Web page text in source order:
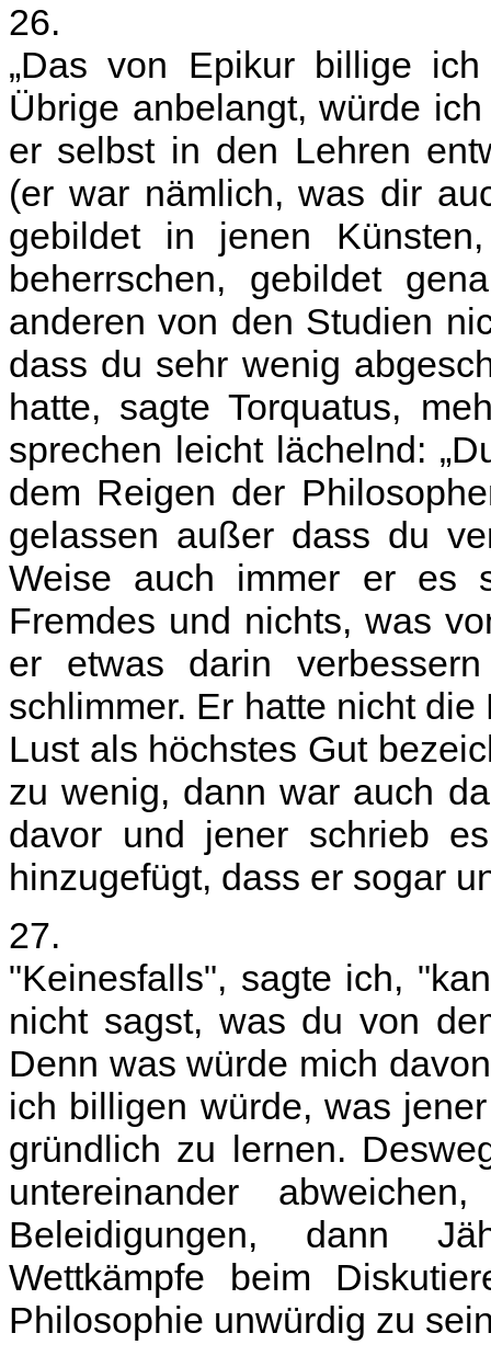
26.
„Das von Epikur billige
Übrige anbelangt, würde
er selbst in den Lehren
(er war nämlich, was dir
gebildet in jenen
beherrschen, gebildet
anderen von den Studien
dass du sehr wenig
hatte, sagte Torquatus,
sprechen leicht lächelnd:
dem Reigen der
gelassen außer dass du
Weise auch immer er es
Fremdes und nichts, was
er etwas darin
schlimmer. Er hatte nicht
Lust als höchstes Gut
zu wenig, dann war auch
davor und jener schrieb
hinzugefügt, dass er sogar
27.
"Keinesfalls", sagte ich,
nicht sagst, was du von
Denn was würde mich
ich billigen würde, was
gründlich zu lernen.
untereinander
Beleidigungen, dann
Wettkämpfe beim
Philosophie unwürdig zu